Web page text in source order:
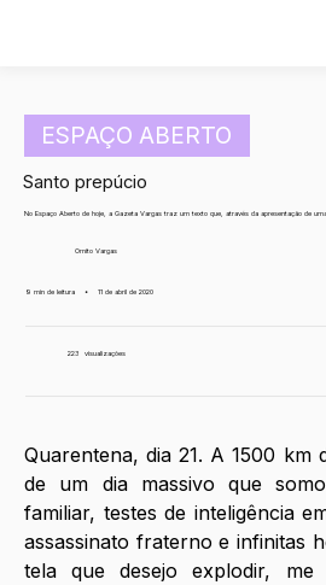
ESPAÇO ABERTO
Santo prepúcio
No Espaço Aberto de hoje, a Gazeta Vargas traz um texto que, através da apresentação de
Ornito Vargas
9 min de leitura • 11 de abril de 2020
223 visualizações
Quarentena, dia 21. A 1500 km
de um dia massivo que
familiar, testes de inteligência
assassinato fraterno e infinitas
tela que desejo explodir,